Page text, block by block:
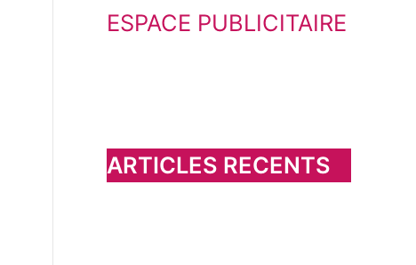
c
h
e
ESPACE PUBLICITAIRE
ARTICLES RECENTS